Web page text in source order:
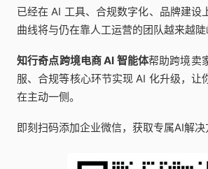
已经在 AI 工具、合规数字化、品牌建设
曲线将与仍在靠人工运营的团队越来越陡
知行奇点跨境电商 AI 智能体帮助跨境卖
服、合规等核心环节实现 AI 化升级，让
在主动一侧。
即刻扫码添加企业微信，获取专属AI解决